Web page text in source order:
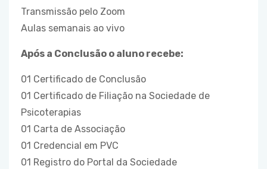
Transmissão pelo Zoom
Aulas semanais ao vivo
Após a Conclusão o aluno recebe:
01 Certificado de Conclusão
01 Certificado de Filiação na Sociedade de
Psicoterapias
01 Carta de Associação
01 Credencial em PVC
01 Registro do Portal da Sociedade